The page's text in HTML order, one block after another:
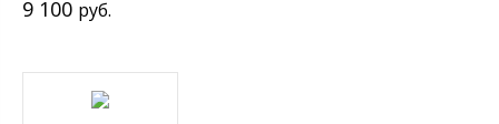
9 100 руб.